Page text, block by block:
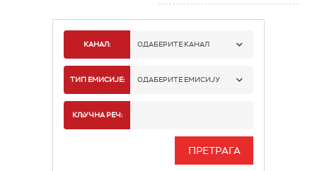
КАНАЛ: ОДАБЕРИТЕ КАНАЛ
РТС 1
РТС 3
ТИП ЕМИСИЈЕ: ОДАБЕРИТЕ ЕМИСИЈУ
КЉУЧНА РЕЧ: